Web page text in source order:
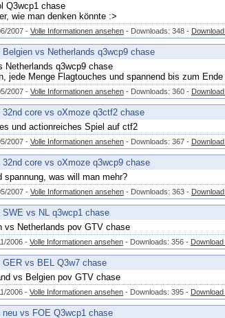
Q3wcp1 chase
wie man denken könnte :>
2007 - Volle Informationen ansehen - Downloads: 348 - Download
Belgien vs Netherlands q3wcp9 chase
Netherlands q3wcp9 chase
jede Menge Flagtouches und spannend bis zum Ende
2007 - Volle Informationen ansehen - Downloads: 360 - Download
32nd core vs oXmoze q3ctf2 chase
und actionreiches Spiel auf ctf2
2007 - Volle Informationen ansehen - Downloads: 367 - Download
32nd core vs oXmoze q3wcp9 chase
spannung, was will man mehr?
2007 - Volle Informationen ansehen - Downloads: 363 - Download
SWE vs NL q3wcp1 chase
vs Netherlands pov GTV chase
2006 - Volle Informationen ansehen - Downloads: 356 - Download
GER vs BEL Q3w7 chase
vs Belgien pov GTV chase
2006 - Volle Informationen ansehen - Downloads: 395 - Download
neu vs FOE Q3wcp1 chase